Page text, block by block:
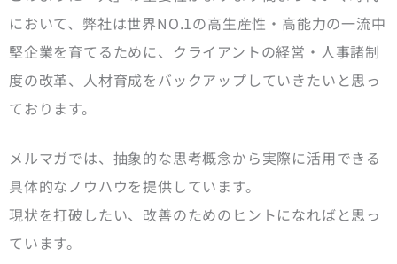
において、弊社は世界NO.1の高生産性・高能力の一流中
堅企業を育てるために、クライアントの経営・人事諸制
度の改革、人材育成をバックアップしていきたいと思っ
ております。
メルマガでは、抽象的な思考概念から実際に活用できる
具体的なノウハウを提供しています。
現状を打破したい、改善のためのヒントになればと思っ
ています。